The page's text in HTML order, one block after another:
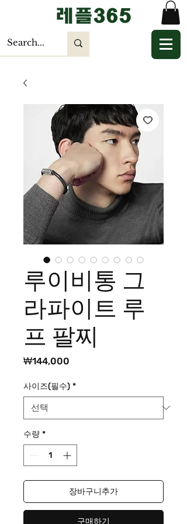
​레플365
루이비통 그
라파이트 루
프 팔찌
₩144,000
사이즈(필수) *
수량 *
장바구니추가
구매하기